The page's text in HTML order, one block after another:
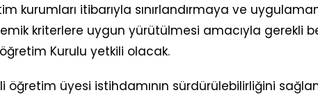
kurumları itibarıyla sınırlandırmaya ve
kriterlere uygun yürütülmesi amacıyla gerekli
Kurulu yetkili olacak.
öğretim üyesi istihdamının sürdürülebilirliğini